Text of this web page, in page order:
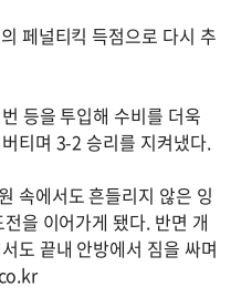
페널티킥 득점으로 다시 추
등을 투입해 수비를 더욱
티며 3-2 승리를 지켜냈다.
속에서도 흔들리지 않은 잉
을 이어가게 됐다. 반면 개
도 끝내 안방에서 짐을 싸며